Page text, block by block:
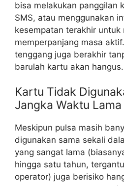
bisa melakukan panggilan
SMS, atau menggunakan
kesempatan terakhir untuk
memperpanjang masa
tenggang juga berakhir
barulah kartu akan hangus.
Kartu Tidak
Jangka Waktu Lama
Meskipun pulsa masih
digunakan sama sekali
yang sangat lama
hingga satu tahun,
operator) juga berisiko